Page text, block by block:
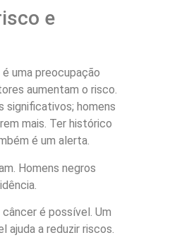
e
uma preocupação
aumentam o risco.
significativos; homens
mais. Ter histórico
é um alerta.
Homens negros
é possível. Um
ajuda a reduzir riscos.